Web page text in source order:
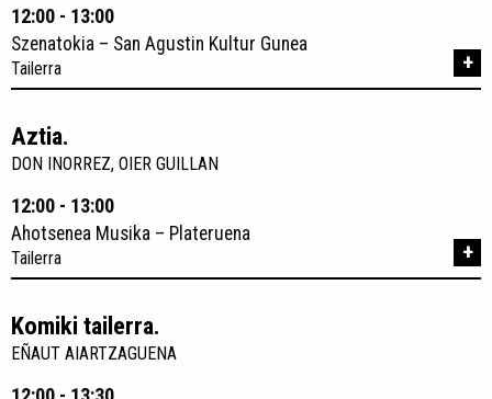
12:00 - 13:00
Szenatokia – San Agustin Kultur Gunea
Tailerra +
Aztia.
DON INORREZ, OIER GUILLAN
12:00 - 13:00
Ahotsenea Musika – Plateruena
Tailerra +
Komiki tailerra.
EÑAUT AIARTZAGUENA